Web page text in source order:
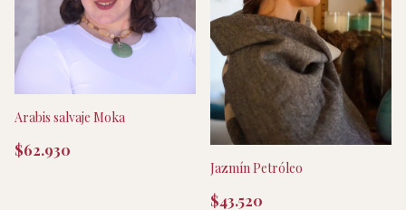
Arabis salvaje Moka
$62.930
Jazmín Petróleo
$43.520